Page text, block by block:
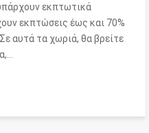
εκπτωτικά
εκπτώσεις έως και 70%
αυτά τα χωριά, θα βρείτε